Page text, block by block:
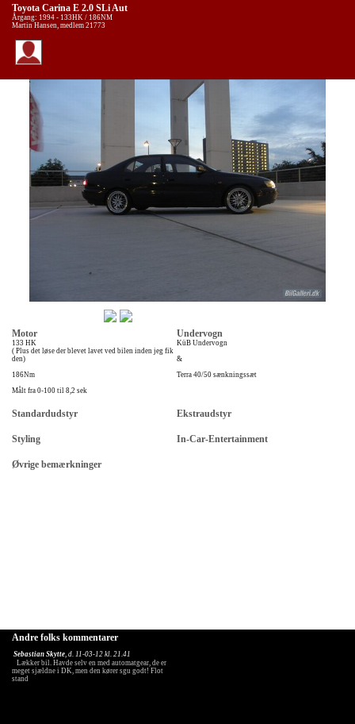
Toyota Carina E 2.0 SLi Aut
Årgang: 1994 - 133HK / 186NM
Martin Hansen, medlem 21773
Motor
133 HK
( Plus det løse der blevet lavet ved bilen inden jeg fik
den)
186Nm
Målt fra 0-100 til 8,2 sek
Undervogn
KüB Undervogn
&
Terra 40/50 sænkningssæt
Standardudstyr Ekstraudstyr
Styling In-Car-Entertainment
Øvrige bemærkninger
Andre folks kommentarer
Sebastian Skytte, d. 11-03-12 kl. 21.41
Lækker bil. Havde selv en med automatgear, de er
meget sjældne i DK, men den kører sgu godt! Flot
stand